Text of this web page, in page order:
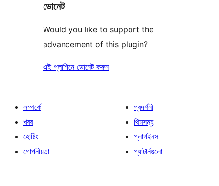
ডোনেট
Would you like to support the
advancement of this plugin?
এই প্লাগিনে ডোনেট করুন
সম্পর্কে
খবর
হোষ্টিং
গোপনীয়তা
প্রদর্শনী
থিমসমূহ
প্লাগইনস
প্যাটার্নগুলো